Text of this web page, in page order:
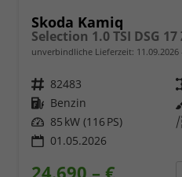
Skoda Kamiq
unverbindliche Lieferzeit: 11.09.2026
Fahrzeugnr. 82483
Kraftstoff Benzin
Leistung 85 kW (116 PS)
01.05.2026
24.690,– €